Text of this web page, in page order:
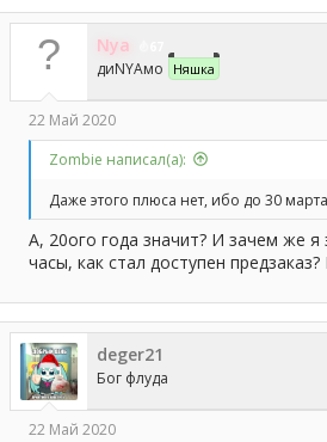
к
ц
и
и
Nya
диNYAмо Няшка
22 Май 2020
Zombie написал(а):
Даже этого плюса нет, ибо до 30
А, 20ого года значит? И зачем же я
часы, как стал доступен
deger21
Бог флуда
22 Май 2020